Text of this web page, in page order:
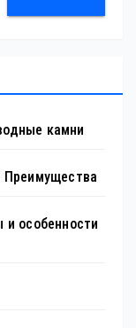
камни
Преимущества
особенности